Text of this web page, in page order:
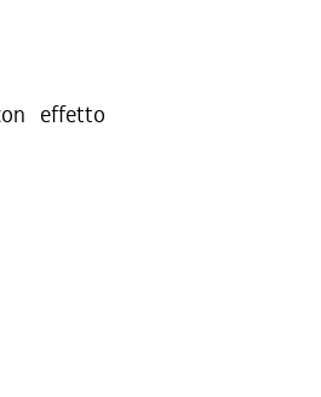
effetto